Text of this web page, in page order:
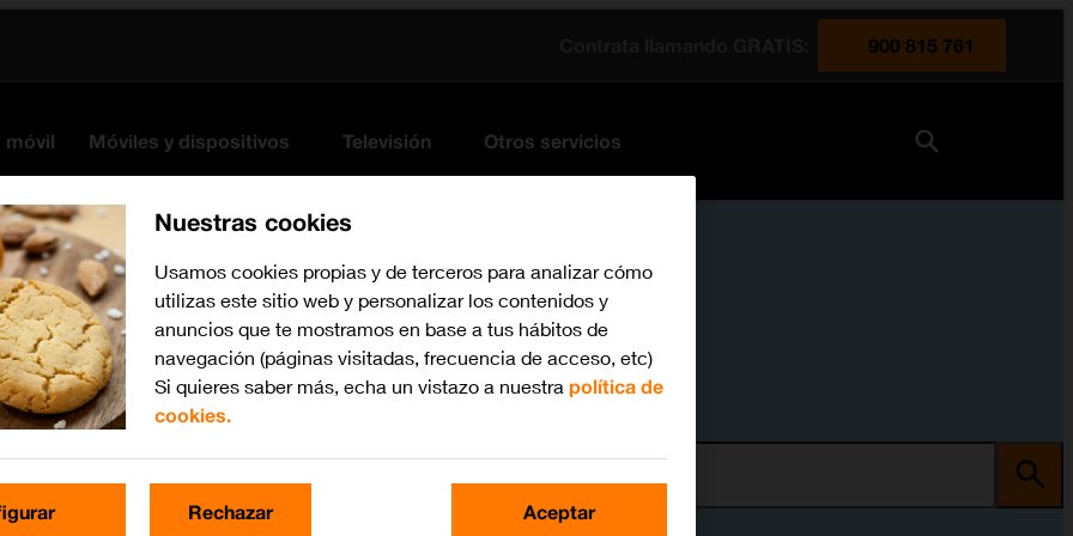
900 815 761
móvil Móviles y dispositivos Televisión Otros servicios
Nuestras cookies
Usamos cookies propias y de terceros para analizar cómo
utilizas este sitio web y personalizar los contenidos y
anuncios que te mostramos en base a tus hábitos de
navegación (páginas visitadas, frecuencia de acceso, etc)
Si quieres saber más, echa un vistazo a nuestra política de
cookies.
Rechazar Aceptar